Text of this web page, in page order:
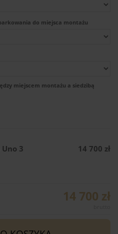
do miejsca montażu
miejscem montażu a siedzibą
3
14 700 zł
14 700 zł